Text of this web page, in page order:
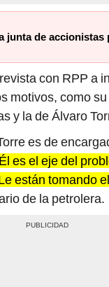
junta de accionistas
con RPP a
motivos, como
y la de Álvaro
es de
es el eje del
están tomando
de la petrolera.